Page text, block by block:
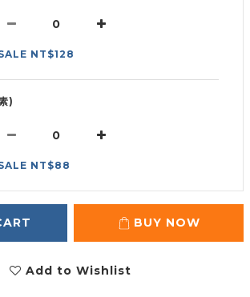
NT$128
)
NT$88
BUY NOW
Add to Wishlist